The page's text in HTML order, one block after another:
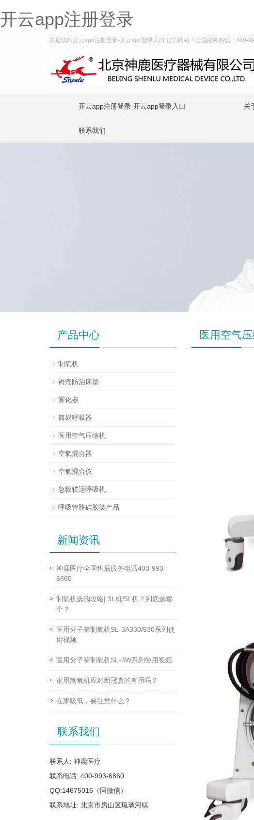
开云app注册登录
欢迎访问开云app注册登录-开云app登录入口 官方网站！全国服务热线：400-
开云app注册登录-开云app登录入口 关
联系我们
医用空气
产品中心
制氧机
褥疮防治床垫
雾化器
简易呼吸器
医用空气压缩机
空氧混合器
空氧混合仪
急救转运呼吸机
呼吸管路硅胶类产品
新闻资讯
神鹿医疗全国售后服务电话400-993-
6860
制氧机选购攻略| 3L机/5L机？到底选哪
个？
医用分子筛制氧机SL-3A330/530系列使
用视频
医用分子筛制氧机SL-3W系列使用视频
家用制氧机应对新冠真的有用吗？
在家吸氧，要注意什么？
联系我们
联系人: 神鹿医疗
联系电话: 400-993-6860
QQ:14675016（同微信）
联系地址: 北京市房山区琉璃河镇